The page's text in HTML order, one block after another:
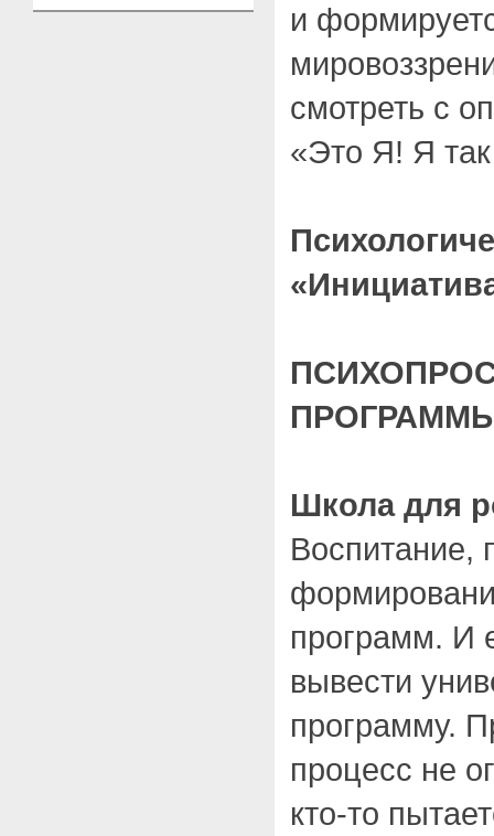
и
смотреть с
«Это Я! Я
Школа для
Воспитание,
программ. И
вывести
программу.
процесс не
кто-то